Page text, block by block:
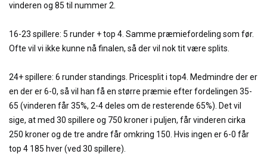
vinderen og 85 til nummer 2.
16-23 spillere: 5 runder + top 4. Samme præmiefordeling som før.
Ofte vil vi ikke kunne nå finalen, så der vil nok tit være splits.
24+ spillere: 6 runder standings. Pricesplit i top4. Medmindre der er
en der er 6-0, så vil han få en større præmie efter fordelingen 35-
65 (vinderen får 35%, 2-4 deles om de resterende 65%). Det vil
sige, at med 30 spillere og 750 kroner i puljen, får vinderen cirka
250 kroner og de tre andre får omkring 150. Hvis ingen er 6-0 får
top 4 185 hver (ved 30 spillere).